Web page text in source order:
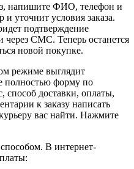
напишите ФИО, телефон и
уточнит условия заказа.
подтверждение
через СМС. Теперь останется
новой покупке.
режиме выглядит
полностью форму по
способ доставки, оплаты,
к заказу написать
вас найти. Нажмите
В интернет-